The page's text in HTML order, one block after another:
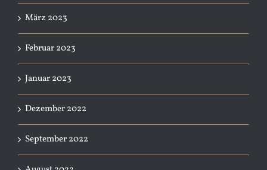
März 2023
Februar 2023
Januar 2023
Dezember 2022
September 2022